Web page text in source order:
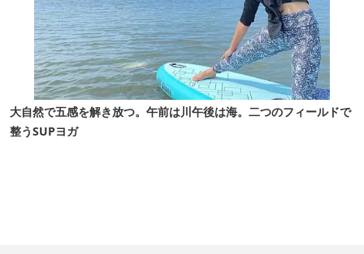
大自然で五感を解き放つ。午前は川午後は海。二つのフィールドで
整うSUPヨガ